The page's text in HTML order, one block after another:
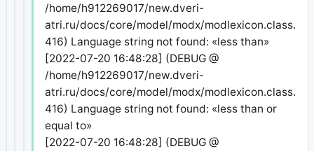
/home/h912269017/new.dveri-
atri.ru/docs/core/model/modx/
416) Language string not found: «less than»
[2022-07-20 16:48:28] (DEBUG @
/home/h912269017/new.dveri-
atri.ru/docs/core/model/modx/
416) Language string not found: «less than or
equal to»
[2022-07-20 16:48:28] (DEBUG @